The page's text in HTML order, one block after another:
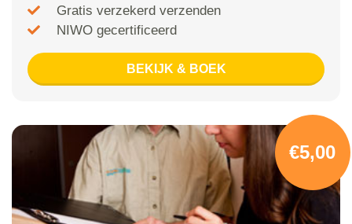
Gratis verzekerd verzenden
NIWO gecertificeerd
BEKIJK & BOEK
€5,00